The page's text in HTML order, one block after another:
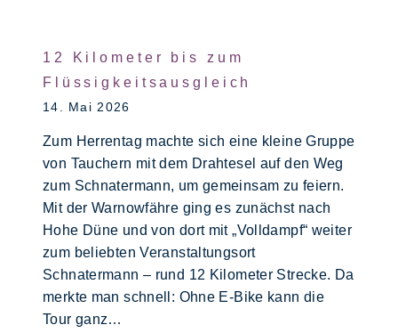
12 Kilometer bis zum
Flüssigkeitsausgleich
14. Mai 2026
Zum Herrentag machte sich eine kleine Gruppe
von Tauchern mit dem Drahtesel auf den Weg
zum Schnatermann, um gemeinsam zu feiern.
Mit der Warnowfähre ging es zunächst nach
Hohe Düne und von dort mit „Volldampf“ weiter
zum beliebten Veranstaltungsort
Schnatermann – rund 12 Kilometer Strecke. Da
merkte man schnell: Ohne E-Bike kann die
Tour ganz…